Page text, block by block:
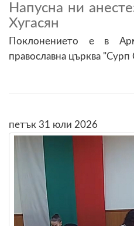
Напусна ни
Хугасян
Поклонението е в
православна църква
петък 31 юли 2026